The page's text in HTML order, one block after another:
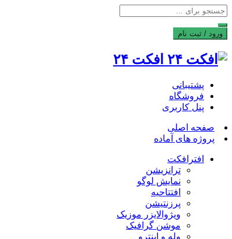
ورود / ثبت نام
افکت ۲۴
پشتیبانی
فروشگاه
پنل کاربری
صفحه اصلی
پروژه های آماده
افترافکت
ترانزیشن
نمایش لوگو
افتتاحیه
پرزنتیشن
ویژوالایزر موزیک
موشن گرافیک
وله و اینترو